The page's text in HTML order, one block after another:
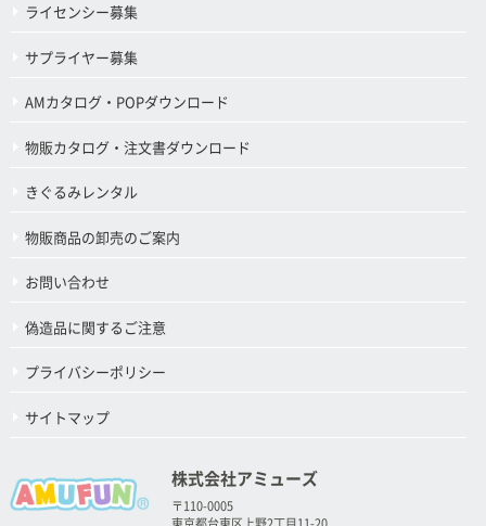
ライセンシー募集
サプライヤー募集
AMカタログ・POPダウンロード
物販カタログ・注文書ダウンロード
きぐるみレンタル
物販商品の卸売のご案内
お問い合わせ
偽造品に関するご注意
プライバシーポリシー
サイトマップ
株式会社アミューズ
〒110-0005
東京都台東区上野2丁目11-20